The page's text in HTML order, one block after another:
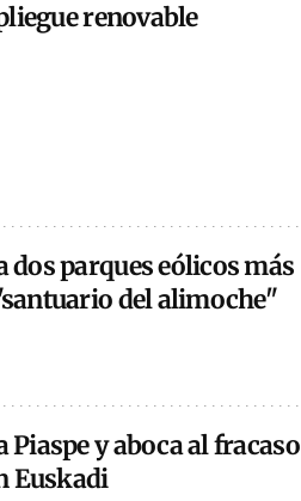
renovable
dos parques eólicos más
del alimoche"
y aboca al fracaso
Euskadi